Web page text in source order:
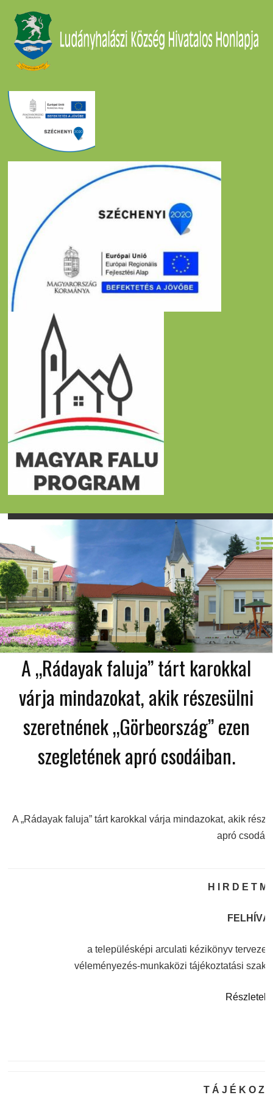
A „Rádayak faluja” tárt karokkal
várja mindazokat, akik részesülni
szeretnének „Görbeország” ezen
szegletének apró csodáiban.
A „Rádayak faluja” tárt karokkal várja mindazokat, akik
apró
H I R D E T M
a településképi arculati kézikönyv
véleményezés-munkaközi tájékoztatási
T Á J É K O Z